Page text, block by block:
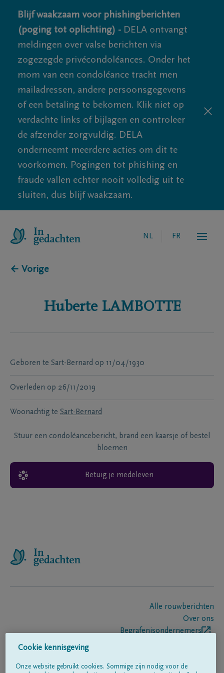
Blijf waakzaam voor phishingberichten
(poging tot oplichting) - DELA ontvangt
meldingen over valse berichten via
zogezegde privécondoléances. Onder het
mom van een condoléance tracht men
mailadressen, andere persoonsgegevens
of een betaling te bekomen. Klik niet op
verdachte links of bijlagen en controleer
de afzender zorgvuldig. DELA
onderneemt meerdere acties om dit te
voorkomen. Pogingen tot phishing en
fraude vallen echter nooit volledig uit te
sluiten, dus blijf waakzaam.
NL FR
← Vorige
Huberte LAMBOTTE
Geboren te Sart-Bernard op 11/04/1930
Overleden op 26/11/2019
Woonachtig te Sart-Bernard
Stuur een condoléancebericht, brand een kaarsje of bestel
bloemen
Betuig je medeleven
Alle rouwberichten
Over ons
Begrafenisondernemers
Cookie kennisgeving
Onze website gebruikt cookies. Sommige zijn nodig voor de